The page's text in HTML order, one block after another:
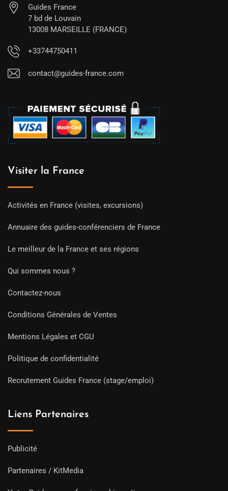
Guides France
7 bd de Louvain
13008 MARSEILLE (FRANCE)
+33744750411
contact@guides-france.com
Visiter la France
Activités en France (visites, excursions)
Annuaire des guides-conférenciers de France
Le meilleur de la France et ses régions
Qui sommes nous ?
Contactez-nous
Conditions Générales de Ventes
Mentions Légales et CGU
Politique de confidentialité
Recrutement Guides France (stage/emploi)
Liens Partenaires
Publicité
Partenaires / KitMedia